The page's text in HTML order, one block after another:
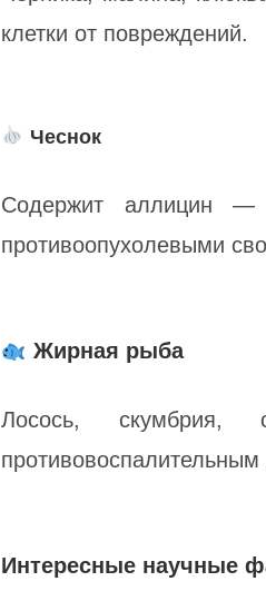
клетки от повреждений.
Чеснок
Содержит аллицин —
противоопухолевыми
Жирная рыба
Лосось, скумбрия,
Интересные научные